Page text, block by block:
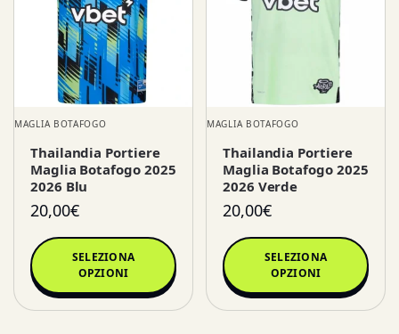
MAGLIA BOTAFOGO
Thailandia Portiere
Maglia Botafogo 2025
2026 Blu
20,00€
SELEZIONA
OPZIONI
MAGLIA BOTAFOGO
Thailandia Portiere
Maglia Botafogo 2025
2026 Verde
20,00€
SELEZIONA
OPZIONI